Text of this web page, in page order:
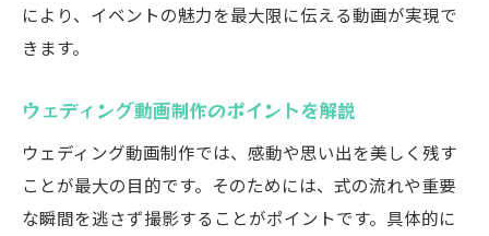
により、イベントの魅力を最大限に伝える動画が実現で
きます。
ウェディング動画制作のポイントを解説
ウェディング動画制作では、感動や思い出を美しく残す
ことが最大の目的です。そのためには、式の流れや重要
な瞬間を逃さず撮影することがポイントです。具体的に